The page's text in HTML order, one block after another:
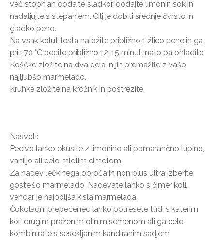
več stopnjah dodajte sladkor, dodajte limonin sok in
nadaljujte s stepanjem. Cilj je dobiti srednje čvrsto in
gladko peno.
Na vsak kolut testa naložite približno 1 žlico pene in ga
pri 170 °C pecite približno 12-15 minut, nato pa ohladite.
Koščke zložite na dva dela in jih premažite z vašo
najljubšo marmelado.
Kruhke zložite na krožnik in postrezite.
Nasveti:
Pecivo lahko okusite z limonino ali pomarančno lupino,
vaniljo ali celo mletim cimetom.
Za nadev lečkinega obroča in non plus ultra izberite
gostejšo marmelado. Nadevate lahko s čimer koli,
vendar je najboljša kisla marmelada.
Čokoladni prepečenec lahko potresete tudi s katerim
koli drugim praženim oljnim semenom ali ga celo
kombinirate s sesekljanim kandiranim sadjem.